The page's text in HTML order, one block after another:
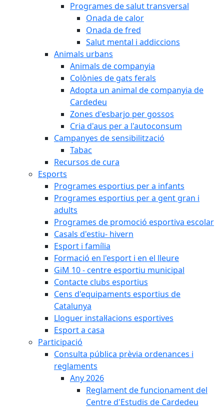
Programes de salut transversal
Onada de calor
Onada de fred
Salut mental i addiccions
Animals urbans
Animals de companyia
Colònies de gats ferals
Adopta un animal de companyia de
Cardedeu
Zones d'esbarjo per gossos
Cria d'aus per a l'autoconsum
Campanyes de sensibilització
Tabac
Recursos de cura
Esports
Programes esportius per a infants
Programes esportius per a gent gran i
adults
Programes de promoció esportiva escolar
Casals d'estiu- hivern
Esport i família
Formació en l'esport i en el lleure
GiM 10 - centre esportiu municipal
Contacte clubs esportius
Cens d'equipaments esportius de
Catalunya
Lloguer instal·lacions esportives
Esport a casa
Participació
Consulta pública prèvia ordenances i
reglaments
Any 2026
Reglament de funcionament del
Centre d'Estudis de Cardedeu